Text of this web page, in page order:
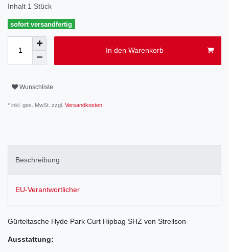
Inhalt 1 Stück
sofort versandfertig
In den Warenkorb
Wunschliste
* inkl. ges. MwSt. zzgl. Versandkosten
Beschreibung
EU-Verantwortlicher
Gürteltasche Hyde Park Curt Hipbag SHZ von Strellson
Ausstattung: